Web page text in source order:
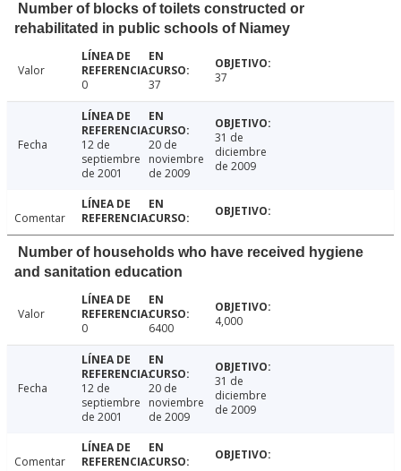
Number of blocks of toilets constructed or
rehabilitated in public schools of Niamey
Valor
0
37 37
Fecha
12 de
septiembre
de 2001
20 de
noviembre
de 2009
31 de
diciembre
de 2009
Comentar
Number of households who have received hygiene
and sanitation education
Valor
0
6400 4,000
Fecha
12 de
septiembre
de 2001
20 de
noviembre
de 2009
31 de
diciembre
de 2009
Comentar